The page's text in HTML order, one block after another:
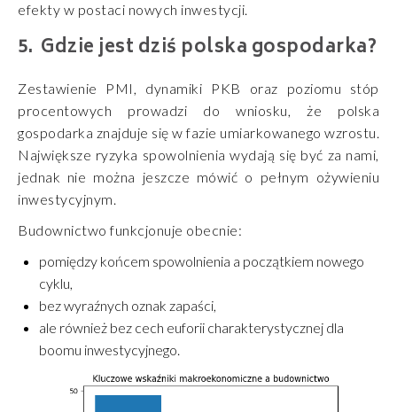
efekty w postaci nowych inwestycji.
Gdzie jest dziś polska gospodarka?
Zestawienie PMI, dynamiki PKB oraz poziomu stóp
procentowych prowadzi do wniosku, że polska
gospodarka znajduje się w fazie umiarkowanego wzrostu.
Największe ryzyka spowolnienia wydają się być za nami,
jednak nie można jeszcze mówić o pełnym ożywieniu
inwestycyjnym.
Budownictwo funkcjonuje obecnie:
pomiędzy końcem spowolnienia a początkiem nowego
cyklu,
bez wyraźnych oznak zapaści,
ale również bez cech euforii charakterystycznej dla
boomu inwestycyjnego.